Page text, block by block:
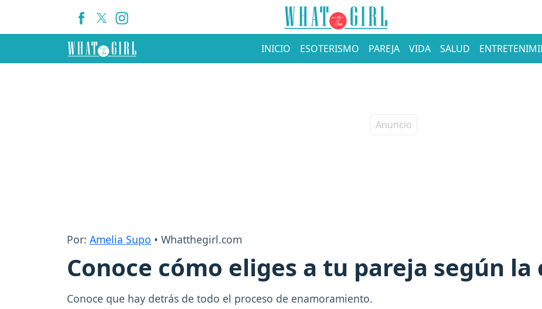
INICIO ESOTERISMO PAREJA VIDA SALUD
Por: Amelia Supo • Whatthegirl.com
Conoce cómo eliges a tu pareja según la
Conoce que hay detrás de todo el proceso de enamoramiento.